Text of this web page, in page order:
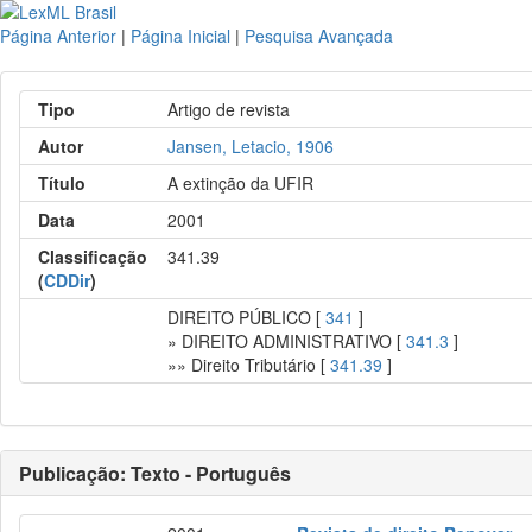
Página Anterior | Página Inicial | Pesquisa Avançada
Tipo
Artigo de revista
Autor
Jansen, Letacio, 1906
Título
A extinção da UFIR
Data
2001
Classificação
(CDDir)
341.39
DIREITO PÚBLICO [341 ]
» DIREITO ADMINISTRATIVO [341.3 ]
»» Direito Tributário [341.39 ]
Publicação: Texto - Português